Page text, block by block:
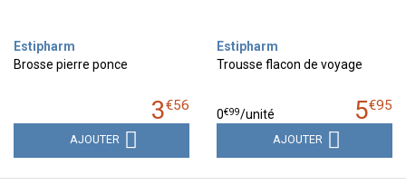
Estipharm
Brosse pierre ponce
3€56
AJOUTER
Estipharm
Trousse flacon de voyage
5€95
0€99/unité
AJOUTER